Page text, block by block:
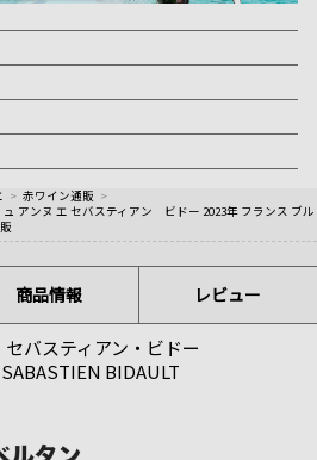
> 赤ワイン通販 >
アンヌ エ セバスティアン ビドー 2023年 フランス ブル
商品情報 レビュー
セバスティアン・ビドー
BIDAULT